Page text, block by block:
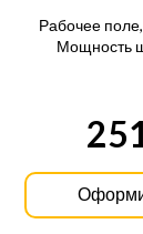
Рабочее
Мощность